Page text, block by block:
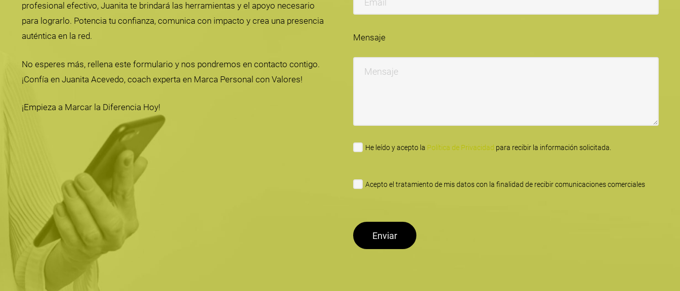
profesional efectivo, Juanita te brindará las herramientas y el apoyo necesario
para lograrlo. Potencia tu confianza, comunica con impacto y crea una presencia
auténtica en la red.
No esperes más, rellena este formulario y nos pondremos en contacto contigo.
¡Confía en Juanita Acevedo, coach experta en Marca Personal con Valores!
¡Empieza a Marcar la Diferencia Hoy!
Mensaje
He leído y acepto la Política de Privacidad para recibir la información solicitada.
Acepto el tratamiento de mis datos con la finalidad de recibir comunicaciones comerciales